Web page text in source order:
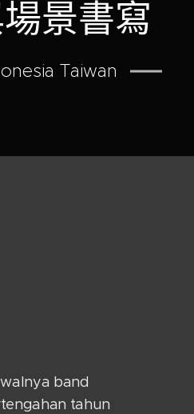
景書寫
Taiwan
band
tahun